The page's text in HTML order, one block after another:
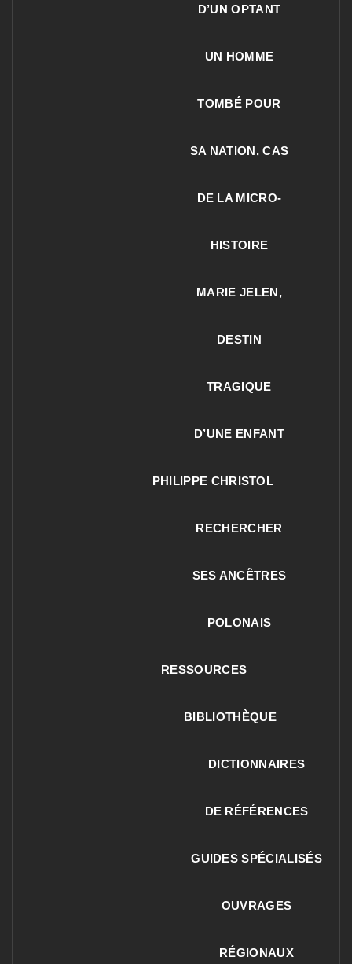
D’UN OPTANT
UN HOMME
TOMBÉ POUR
SA NATION, CAS
DE LA MICRO-
HISTOIRE
MARIE JELEN,
DESTIN
TRAGIQUE
D’UNE ENFANT
PHILIPPE CHRISTOL
RECHERCHER
SES ANCÊTRES
POLONAIS
RESSOURCES
BIBLIOTHÈQUE
DICTIONNAIRES
DE RÉFÉRENCES
GUIDES SPÉCIALISÉS
OUVRAGES
RÉGIONAUX